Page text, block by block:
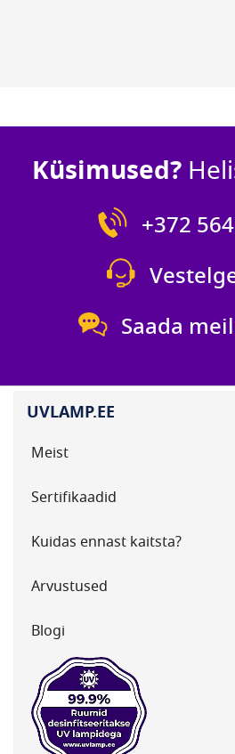
Küsimused?
+372
Saada
UVLAMP.EE
Meist
Sertifikaadid
Kuidas ennast kaitsta?
Arvustused
Blogi